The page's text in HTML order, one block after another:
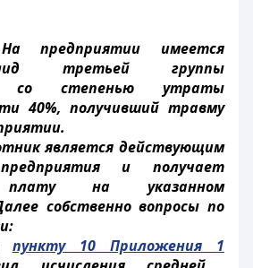
предприятии имеется
третьей группы
со степенью утраты
40%, получивший травму
является действующим
и получает
плату на указанном
собственно вопросы по
пункту 10 Приложения 1